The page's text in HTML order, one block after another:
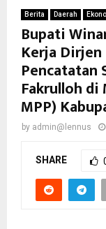
Berita Daerah
Bupati
Kerja
Pencatatan
Fakrulloh di
MPP)
by admin@lennus
SHARE